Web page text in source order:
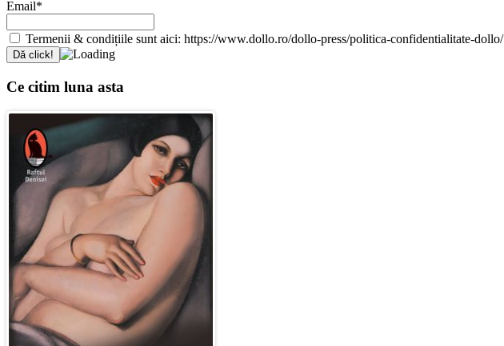
Email*
Termenii & condițiile sunt aici: https://www.dollo.ro/dollo-press/politica-confidentialitate-dollo/
Ce citim luna asta